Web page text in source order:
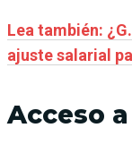
Lea también:
ajuste salarial
Acceso